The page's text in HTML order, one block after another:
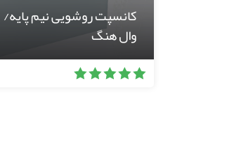
کانسپت روشویی نیم پایه/
وال هنگ